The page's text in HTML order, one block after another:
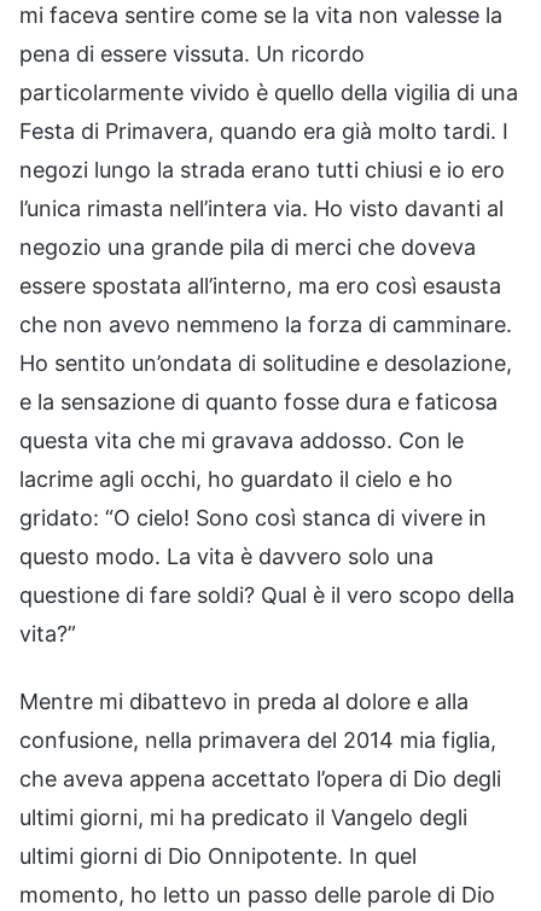
mi faceva sentire come se la vita non valesse la
pena di essere vissuta. Un ricordo
particolarmente vivido è quello della vigilia di una
Festa di Primavera, quando era già molto tardi. I
negozi lungo la strada erano tutti chiusi e io ero
l’unica rimasta nell’intera via. Ho visto davanti al
negozio una grande pila di merci che doveva
essere spostata all’interno, ma ero così esausta
che non avevo nemmeno la forza di camminare.
Ho sentito un’ondata di solitudine e desolazione,
e la sensazione di quanto fosse dura e faticosa
questa vita che mi gravava addosso. Con le
lacrime agli occhi, ho guardato il cielo e ho
gridato: “O cielo! Sono così stanca di vivere in
questo modo. La vita è davvero solo una
questione di fare soldi? Qual è il vero scopo della
vita?”
Mentre mi dibattevo in preda al dolore e alla
confusione, nella primavera del 2014 mia figlia,
che aveva appena accettato l’opera di Dio degli
ultimi giorni, mi ha predicato il Vangelo degli
ultimi giorni di Dio Onnipotente. In quel
momento, ho letto un passo delle parole di Dio